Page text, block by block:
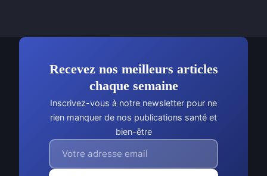
Recevez nos meilleurs articles
chaque semaine
Inscrivez-vous à notre newsletter pour ne
rien manquer de nos publications santé et
bien-être